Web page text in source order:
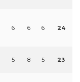
6 6 6 24
5 8 5 23